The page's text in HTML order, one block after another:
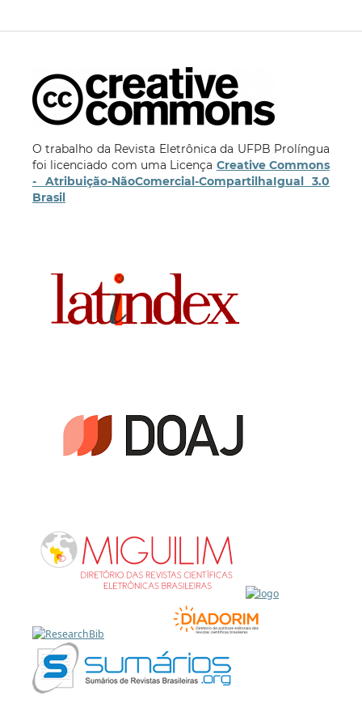
O trabalho da Revista Eletrônica da UFPB Prolíngua
foi licenciado com uma Licença Creative Commons
- Atribuição-NãoComercial-CompartilhaIgual 3.0
Brasil